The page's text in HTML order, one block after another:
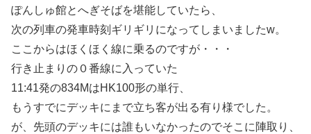
ぽんしゅ館とへぎそばを堪能していたら、
次の列車の発車時刻ギリギリになってしまいましたw。
ここからはほくほく線に乗るのですが・・・
行き止まりの０番線に入っていた
11:41発の834MはHK100形の単行、
もうすでにデッキにまで立ち客が出る有り様でした。
が、先頭のデッキには誰もいなかったのでそこに陣取り、